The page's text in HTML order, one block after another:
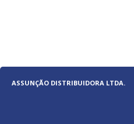
ASSUNÇÃO DISTRIBUIDORA LTDA.